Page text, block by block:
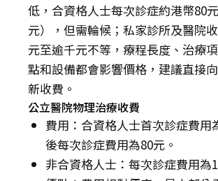
低，合資格人士每次診症約港幣80
元），但需輪候；私家診所及醫院
元至逾千元不等，療程長度、治療
點和設備都會影響價格，建議直接
新收費。
公立醫院物理治療收費
費用：合資格人士首次診症費用
後每次診症費用為80元。
非合資格人士：每次診症費用為